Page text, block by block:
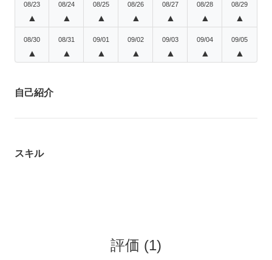
08/23
▲
08/24
▲
08/25
▲
08/26
▲
08/27
▲
08/28
▲
08/29
▲
08/30
▲
08/31
▲
09/01
▲
09/02
▲
09/03
▲
09/04
▲
09/05
▲
自己紹介
スキル
評価 (1)